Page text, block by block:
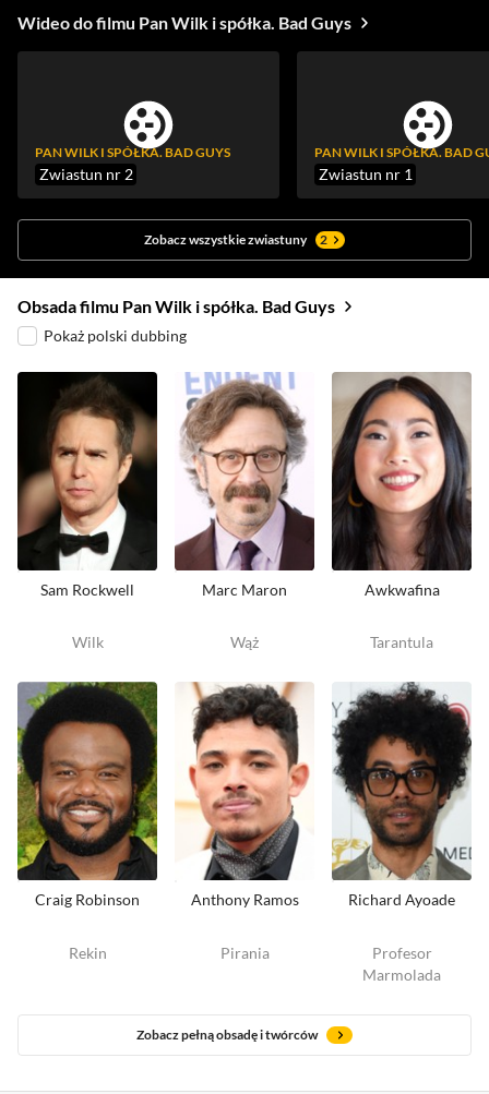
Wideo do filmu Pan Wilk i spółka. Bad Guys
PAN WILK I SPÓŁKA. BAD GUYS
Zwiastun nr 2
PAN WILK I SPÓŁKA. BAD
Zwiastun nr 1
Zobacz wszystkie zwiastuny 2
Obsada filmu Pan Wilk i spółka. Bad Guys
Pokaż polski dubbing
Sam Rockwell
Wilk
Marc Maron
Wąż
Awkwafina
Tarantula
Craig Robinson
Rekin
Anthony Ramos
Pirania
Richard Ayoade
Profesor
Marmolada
Zobacz pełną obsadę i twórców